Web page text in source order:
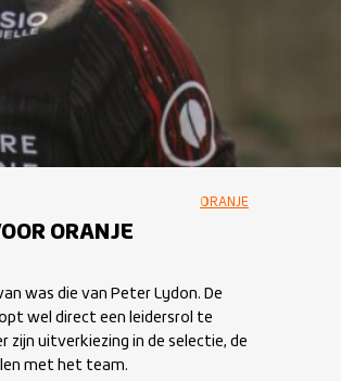
ORANJE
ORANJE
was die van Peter Lydon. De
wel direct een leidersrol te
zijn uitverkiezing in de selectie, de
met het team.